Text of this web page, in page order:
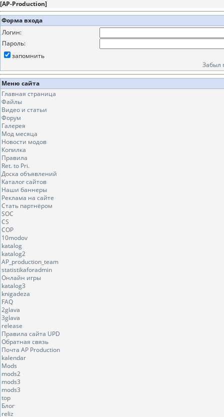
[AP-Production]
Форма входа
Логин:
Пароль:
запомнить
Забыл
Меню сайта
Главная страница
Файлы
Видео и статьи
Форум
Галерея
Мод месяца
Новости модов
Копилка
Правила
Ret. to Pri.
Доска объявлений
Каталог сайтов
Наши баннеры
Реклама на сайте
Стать партнёром
SOC
CS
COP
10modov
katalog
katalog2
AP_production_team
statistikaforadmin
Онлайн игры
katalog3
knigadeza
FAQ
2glava
3glava
release
Правила сайта UPD
Обратная связь
Почта AP Production
kalendar
Mods
mods2
mods3
mods3
top
Блог
reliz